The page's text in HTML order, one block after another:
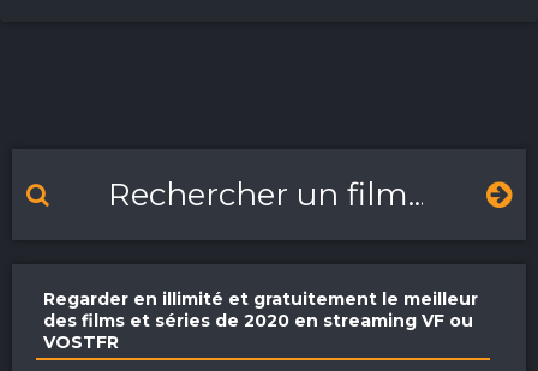
Regarder en illimité et gratuitement le meilleur
des films et séries de 2020 en streaming VF ou
VOSTFR